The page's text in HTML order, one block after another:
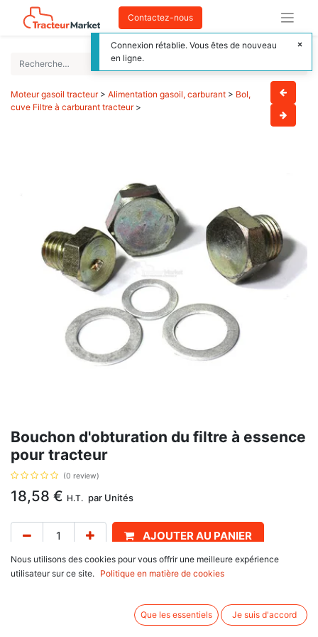
Contactez-nous
Moteur gasoil tracteur> Alimentation gasoil, carburant > Bol,
cuve Filtre à carburant tracteur>
Bouchon d'obturation du filtre à essence
pour tracteur
(0 review)
18,58 € H.T. par Unités
AJOUTER AU PANIER
Délai de livraison : 1 semaine
Nous utilisons des cookies pour vous offrir une meilleure expérience
utilisateur sur ce site.
Politique en matière de cookies
Que les essentiels Je suis d'accord
Connexion rétablie. Vous êtes de nouveau
en ligne.